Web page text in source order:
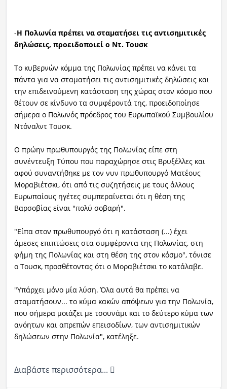
-Η Πολωνία πρέπει να σταματήσει τις αντισημιτικές
δηλώσεις, προειδοποιεί ο Ντ. Τουσκ
Το κυβερνών κόμμα της Πολωνίας πρέπει να κάνει τα
πάντα για να σταματήσει τις αντισημιτικές δηλώσεις και
την επιδεινούμενη κατάσταση της χώρας στον κόσμο που
θέτουν σε κίνδυνο τα συμφέροντά της, προειδοποίησε
σήμερα ο Πολωνός πρόεδρος του Ευρωπαϊκού Συμβουλίου
Ντόναλντ Τουσκ.
Ο πρώην πρωθυπουργός της Πολωνίας είπε στη
συνέντευξη Τύπου που παραχώρησε στις Βρυξέλλες και
αφού συναντήθηκε με τον νυν πρωθυπουργό Ματέους
Μοραβιέτσκι, ότι από τις συζητήσεις με τους άλλους
Ευρωπαίους ηγέτες συμπεραίνεται ότι η θέση της
Βαρσοβίας είναι "πολύ σοβαρή".
"Είπα στον πρωθυπουργό ότι η κατάσταση (...) έχει
άμεσες επιπτώσεις στα συμφέροντα της Πολωνίας, στη
φήμη της Πολωνίας και στη θέση της στον κόσμο", τόνισε
ο Τουσκ, προσθέτοντας ότι ο Μοραβιέτσκι το κατάλαβε.
"Υπάρχει μόνο μία λύση. Όλα αυτά θα πρέπει να
σταματήσουν... το κύμα κακών απόψεων για την Πολωνία,
που σήμερα μοιάζει με τσουνάμι και το δεύτερο κύμα των
ανόητων και απρεπών επεισοδίων, των αντισημιτικών
δηλώσεων στην Πολωνία", κατέληξε.
Διαβάστε περισσότερα...